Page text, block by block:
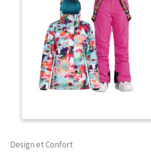
Design et Confort